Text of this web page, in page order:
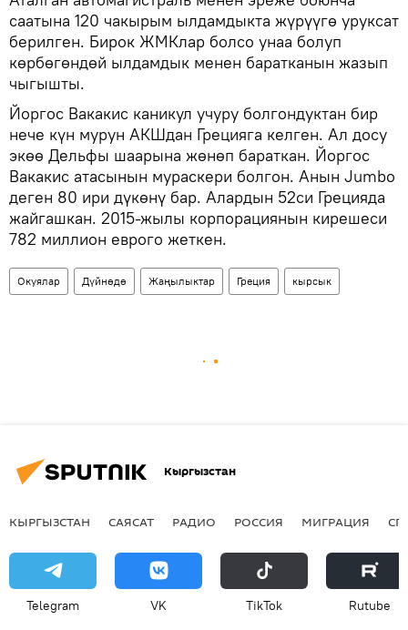
саатына 120 чакырым ылдамдыкта жүрүүгө уруксат
берилген. Бирок ЖМКлар болсо унаа болуп
көрбөгөндөй ылдамдык менен баратканын жазып
чыгышты.
Йоргос Вакакис каникул учуру болгондуктан бир
нече күн мурун АКШдан Грецияга келген. Ал досу
экөө Дельфы шаарына жөнөп бараткан. Йоргос
Вакакис атасынын мураскери болгон. Анын Jumbo
деген 80 ири дүкөнү бар. Алардын 52си Грецияда
жайгашкан. 2015-жылы корпорациянын кирешеси
782 миллион еврого жеткен.
Окуялар Дүйнөдө Жаңылыктар Греция кырсык
Кыргызстан
КЫРГЫЗСТАН САЯСАТ РАДИО РОССИЯ МИГРАЦИЯ
Telegram VK ТikТоk Rutube